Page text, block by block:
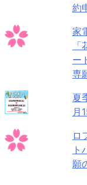
約
家
ー
専
夏
月
ロ
願